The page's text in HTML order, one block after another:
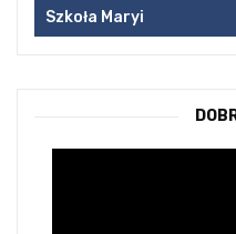
Szkoła Maryi